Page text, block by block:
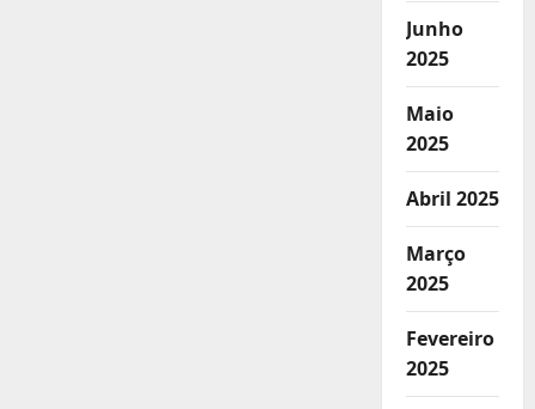
Junho
2025
Maio
2025
Abril 2025
Março
2025
Fevereiro
2025